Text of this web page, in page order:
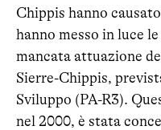
Chippis hanno
hanno messo in luce
mancata attuazione
Sierre-Chippis,
Sviluppo (PA-R3).
nel 2000, è stata